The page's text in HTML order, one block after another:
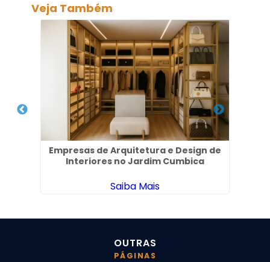
Veja Também
Empresas de Arquitetura e Design de
Interiores no Jardim Cumbica
Saiba Mais
OUTRAS
PÁGINAS